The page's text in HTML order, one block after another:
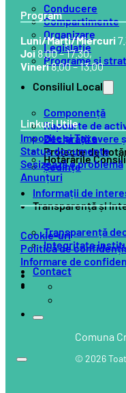
Conducere
Compartimente
Organizare
Legislație
Programe și
Consiliul Local
Componență
Rapoarte de
Declarații avere
Proiecte de
Hotărârile
Ședințe
Informații de
Transparență și
Transparență
Integritate
Contact
Program
Luni/Marți/Miercuri
Joi8.00 – 17.30,
Vineri8.00 – 13.00
Linkuri Utile
Impozite și Taxe
Status documente
Sesizează o problemă
Anunțuri
Comuna
© 2026
Cookie-uri
Politică de
Informare de